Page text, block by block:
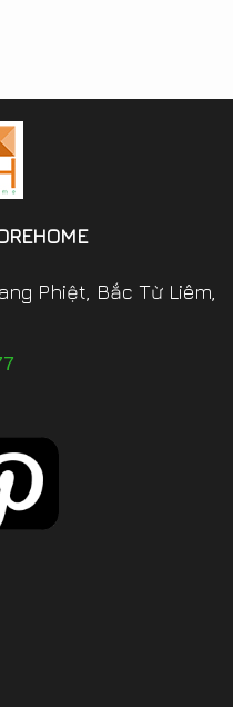
Phiệt, Bắc Từ Liêm,